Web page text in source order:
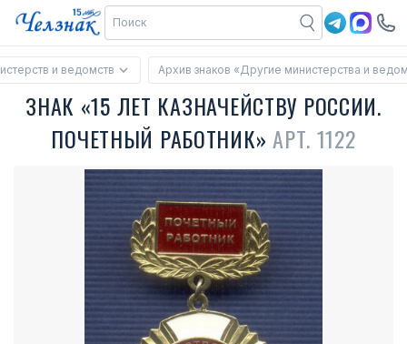
и ведомств Архив знаков «Другие министерства и
ЗНАК «15 ЛЕТ КАЗНАЧЕЙСТВУ РОССИИ.
ПОЧЕТНЫЙ РАБОТНИК»АРТ. 1122